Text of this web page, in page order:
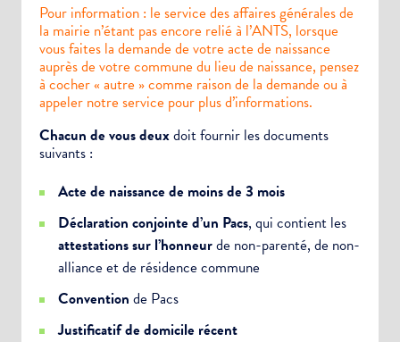
Pour information : le service des affaires générales de
la mairie n’étant pas encore relié à l’ANTS, lorsque
vous faites la demande de votre acte de naissance
auprès de votre commune du lieu de naissance, pensez
à cocher « autre » comme raison de la demande ou à
appeler notre service pour plus d’informations.
Chacun de vous deuxdoit fournir les documents
suivants :
Acte de naissance de moins de 3 mois
Déclaration conjointe d’un Pacs, qui contient les
attestations sur l’honneurde non-parenté, de non-
alliance et de résidence commune
Convention de Pacs
Justificatif de domicile récent